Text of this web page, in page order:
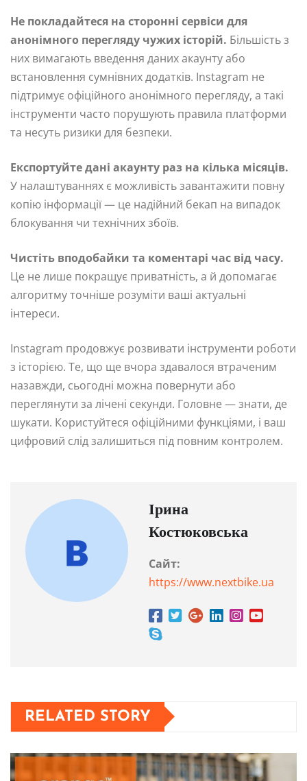
Не покладайтеся на сторонні сервіси для
анонімного перегляду чужих історій. Більшість з
них вимагають введення даних акаунту або
встановлення сумнівних додатків. Instagram не
підтримує офіційного анонімного перегляду, а такі
інструменти часто порушують правила платформи
та несуть ризики для безпеки.
Експортуйте дані акаунту раз на кілька місяців.
У налаштуваннях є можливість завантажити повну
копію інформації — це надійний бекап на випадок
блокування чи технічних збоїв.
Чистіть вподобайки та коментарі час від часу.
Це не лише покращує приватність, а й допомагає
алгоритму точніше розуміти ваші актуальні
інтереси.
Instagram продовжує розвивати інструменти роботи
з історією. Те, що ще вчора здавалося втраченим
назавжди, сьогодні можна повернути або
переглянути за лічені секунди. Головне — знати, де
шукати. Користуйтеся офіційними функціями, і ваш
цифровий слід залишиться під повним контролем.
Ірина
Костюковська
Сайт:
https://www.nextbike.ua
RELATED STORY